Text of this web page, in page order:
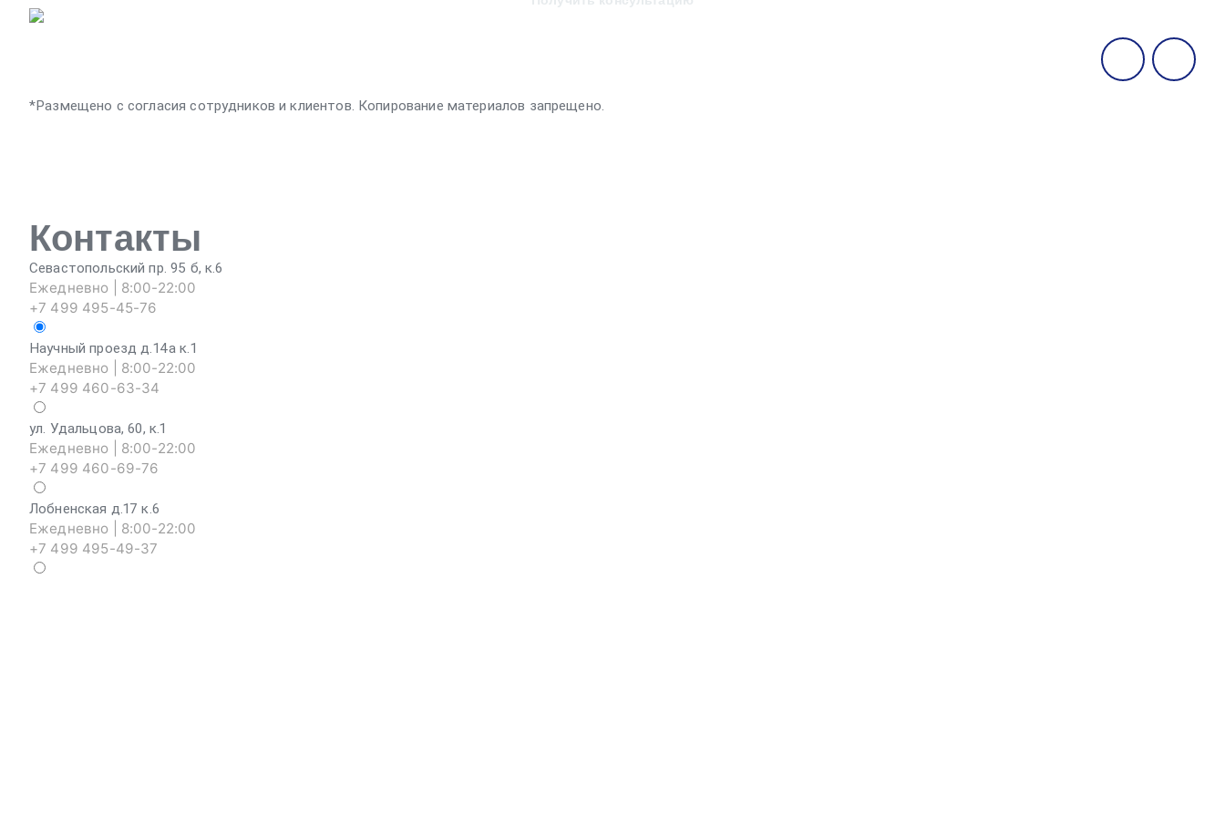
*Размещено с согласия сотрудников и клиентов. Копирование материалов запрещено.
Контакты
Севастопольский пр. 95 б, к.6
Ежедневно | 8:00-22:00
+7 499 495-45-76
Научный проезд д.14а к.1
Ежедневно | 8:00-22:00
+7 499 460-63-34
ул. Удальцова, 60, к.1
Ежедневно | 8:00-22:00
+7 499 460-69-76
Лобненская д.17 к.6
Ежедневно | 8:00-22:00
+7 499 495-49-37